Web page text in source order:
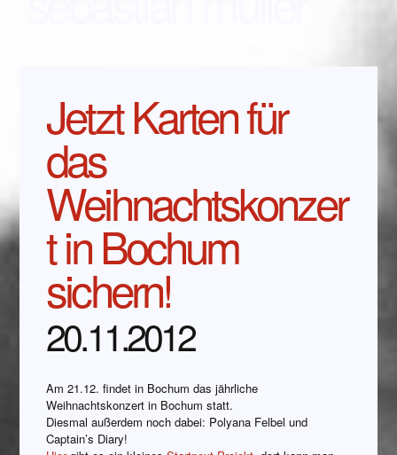
Jetzt Karten für
das
Weihnachtskonzer
t in Bochum
sichern!
20.11.2012
Am 21.12. findet in Bochum das jährliche
Weihnachtskonzert in Bochum statt.
Diesmal außerdem noch dabei: Polyana Felbel und
Captain’s Diary!